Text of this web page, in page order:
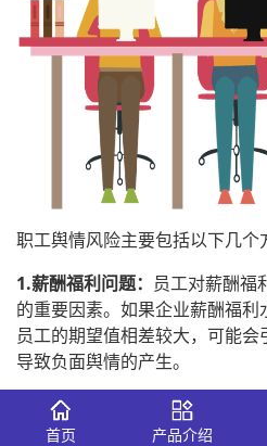
职工舆情风险主要包括以下几个
1.薪酬福利问题： 员工对薪酬福
的重要因素。如果企业薪酬福
员工的期望值相差较大，可能
导致负面舆情的产生。
2.职业发展问题：
员工关心自
果企业不能为员工提供良好的
首页 产品介绍